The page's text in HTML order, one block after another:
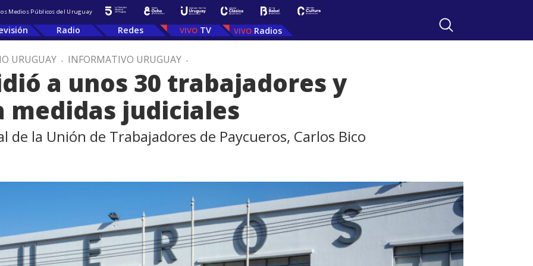
Medios Públicos del Uruguay
Radio Redes TV Radios
URUGUAY . INFORMATIVO URUGUAY .
a unos 30 trabajadores y
judiciales
la Unión de Trabajadores de Paycueros, Carlos Bico